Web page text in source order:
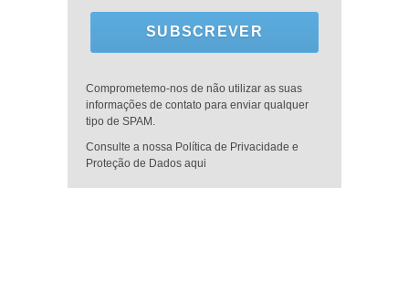
SUBSCREVER
Comprometemo-nos de não utilizar as suas
informações de contato para enviar qualquer
tipo de SPAM.
Consulte a nossa Política de Privacidade e
Proteção de Dados aqui